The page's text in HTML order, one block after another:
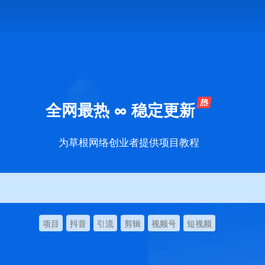
全网最热 ∞ 稳定更新
为草根网络创业者提供项目教程
项目 抖音 引流 剪辑 视频号 短视频